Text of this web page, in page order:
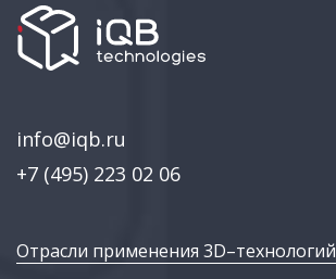
info@iqb.ru
+7 (495) 223 02 06
Отрасли применения 3D–технологий